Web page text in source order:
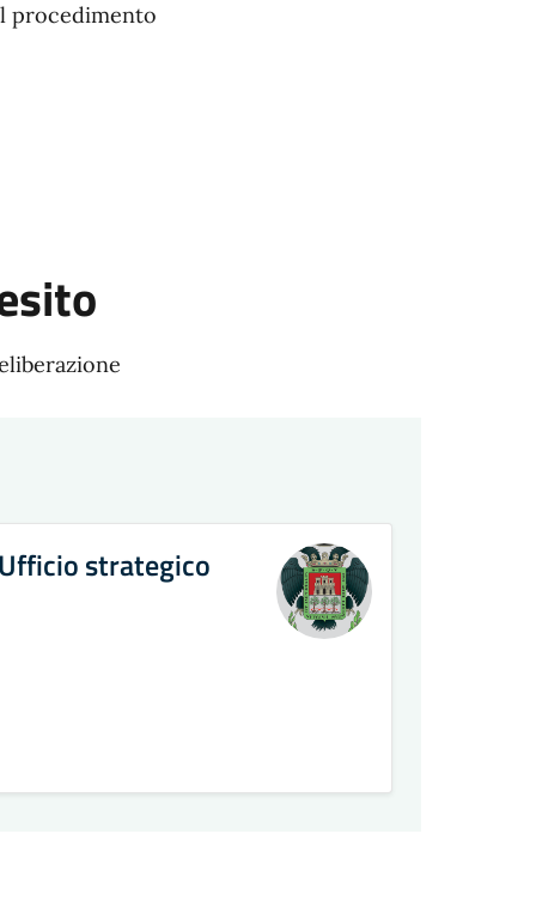
procedimento
strategico